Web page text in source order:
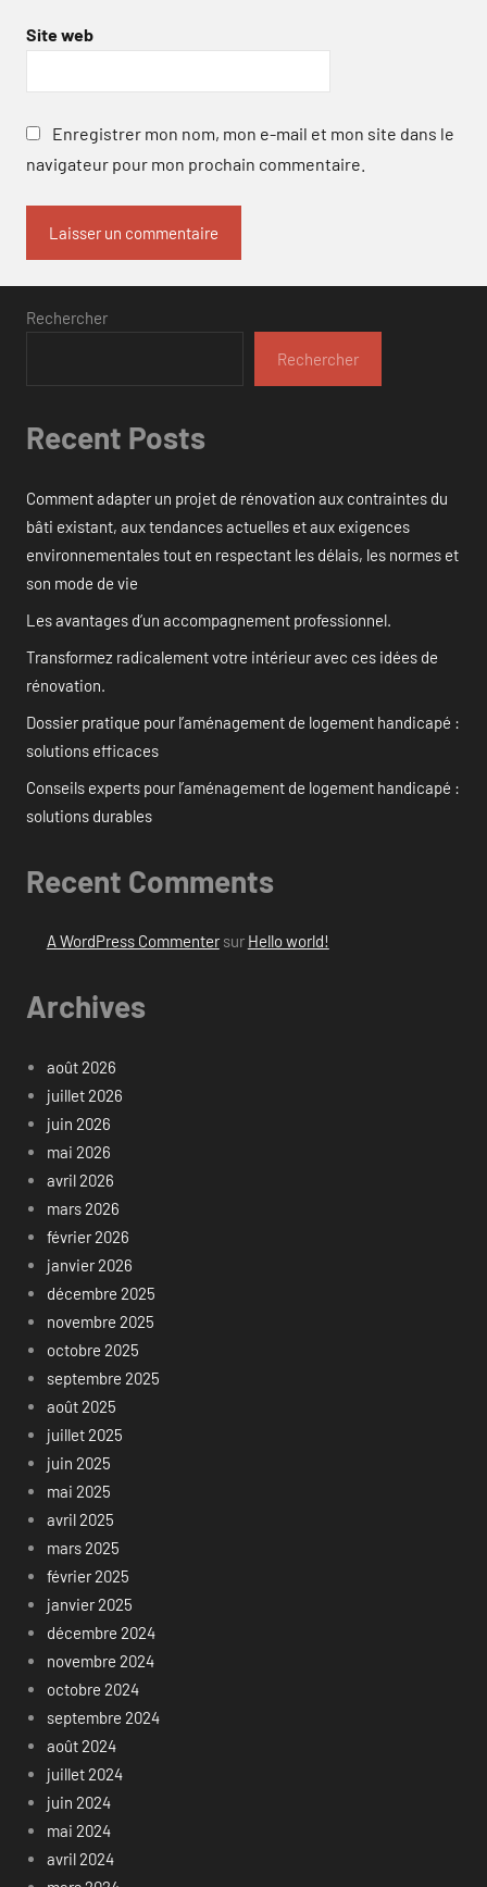
Site web
Enregistrer mon nom, mon e-mail et mon site dans le
navigateur pour mon prochain commentaire.
Rechercher
Rechercher
Recent Posts
Comment adapter un projet de rénovation aux contraintes du
bâti existant, aux tendances actuelles et aux exigences
environnementales tout en respectant les délais, les normes et
son mode de vie
Les avantages d’un accompagnement professionnel.
Transformez radicalement votre intérieur avec ces idées de
rénovation.
Dossier pratique pour l’aménagement de logement handicapé :
solutions efficaces
Conseils experts pour l’aménagement de logement handicapé :
solutions durables
Recent Comments
A WordPress Commentersur Hello world!
Archives
août 2026
juillet 2026
juin 2026
mai 2026
avril 2026
mars 2026
février 2026
janvier 2026
décembre 2025
novembre 2025
octobre 2025
septembre 2025
août 2025
juillet 2025
juin 2025
mai 2025
avril 2025
mars 2025
février 2025
janvier 2025
décembre 2024
novembre 2024
octobre 2024
septembre 2024
août 2024
juillet 2024
juin 2024
mai 2024
avril 2024